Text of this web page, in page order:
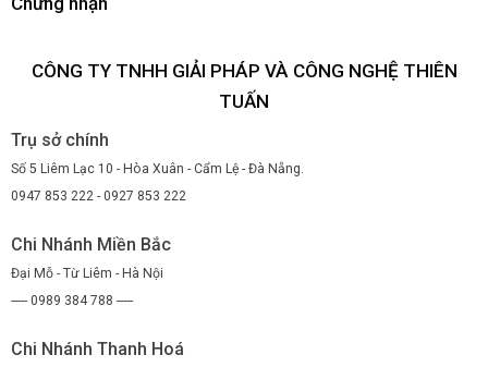
CÔNG TY TNHH GIẢI PHÁP VÀ CÔNG NGHỆ THIÊN
TUẤN
Trụ sở chính
Số 5 Liêm Lạc 10 - Hòa Xuân - Cẩm Lệ - Đà Nẵng.
0947 853 222 - 0927 853 222
Chi Nhánh Miền Bắc
Đại Mỗ - Từ Liêm - Hà Nội
----- 0989 384 788 -----
Chi Nhánh Thanh Hoá